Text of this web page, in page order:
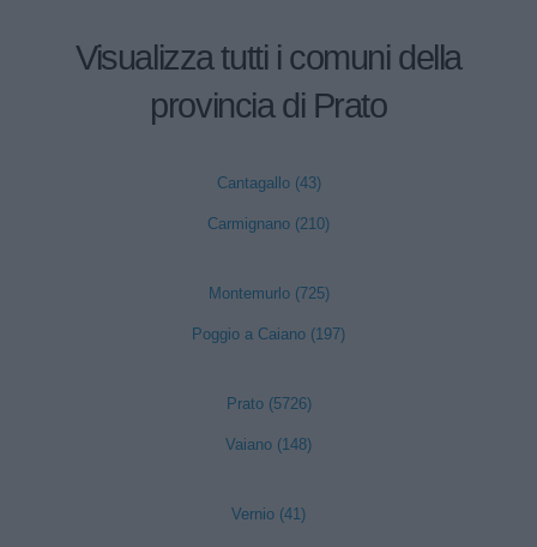
Visualizza tutti i comuni della
provincia di Prato
Cantagallo (43)
Carmignano (210)
Montemurlo (725)
Poggio a Caiano (197)
Prato (5726)
Vaiano (148)
Vernio (41)